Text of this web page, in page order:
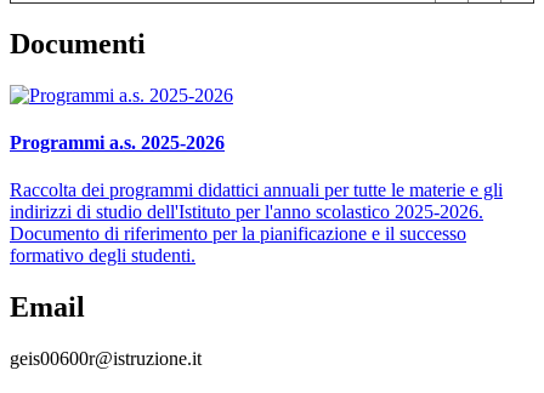
Documenti
Programmi a.s. 2025-2026
Raccolta dei programmi didattici annuali per tutte le materie e gli
indirizzi di studio dell'Istituto per l'anno scolastico 2025-2026.
Documento di riferimento per la pianificazione e il successo
formativo degli studenti.
Email
geis00600r@istruzione.it